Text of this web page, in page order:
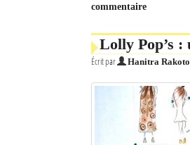
commentaire
Lolly Pop’s :
Écrit par Hanitra